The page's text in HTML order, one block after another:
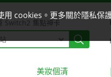
cookies。更多關於隱私保
Switch2 集點神卡
美妝個清 |